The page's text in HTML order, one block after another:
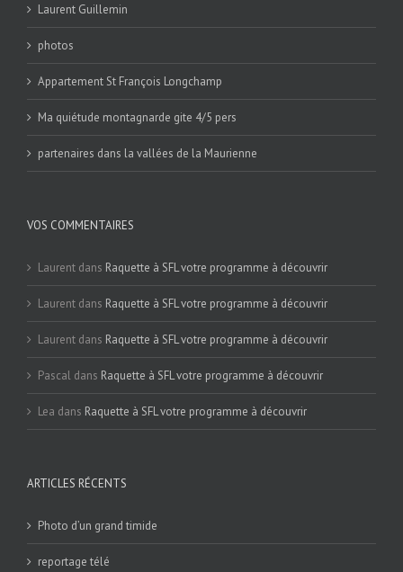
Laurent Guillemin
photos
Appartement St François Longchamp
Ma quiétude montagnarde gite 4/5 pers
partenaires dans la vallées de la Maurienne
VOS COMMENTAIRES
Laurent dans Raquette à SFL votre programme à découvrir
Laurent dans Raquette à SFL votre programme à découvrir
Laurent dans Raquette à SFL votre programme à découvrir
Pascal dans Raquette à SFL votre programme à découvrir
Lea dans Raquette à SFL votre programme à découvrir
ARTICLES RÉCENTS
Photo d’un grand timide
reportage télé